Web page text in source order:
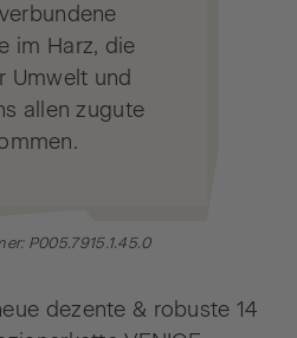
im Harz, die
Umwelt und
allen zugute
P005.7915.1.45.0
dezente & robuste 14